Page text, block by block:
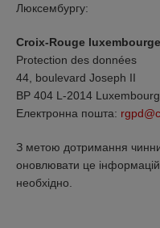
Люксембургу:
Croix-Rouge
Protection des données
44, boulevard Joseph II
BP 404 L-2014 Luxembourg
Електронна пошта:
З метою дотримання
оновлювати це
необхідно.